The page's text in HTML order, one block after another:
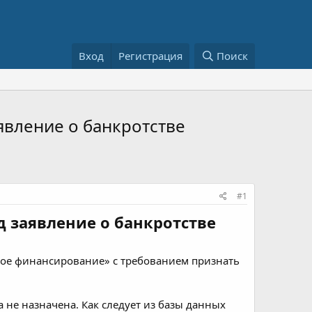
Вход Регистрация Поиск
о банкротстве
#1
о банкротстве
финансирование» с требованием признать
не назначена. Как следует из базы данных